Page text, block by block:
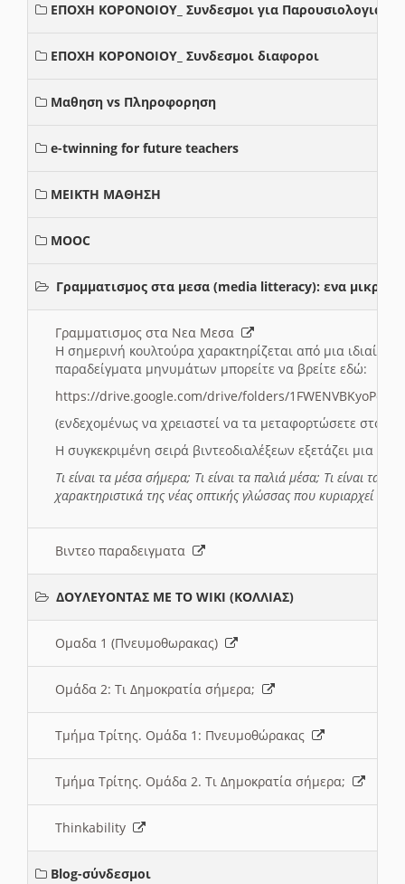
ΕΠΟΧΗ ΚΟΡΟΝΟΙΟΥ_ Συνδεσμοι για Παρουσιολογια
ΕΠΟΧΗ ΚΟΡΟΝΟΙΟΥ_ Συνδεσμοι διαφοροι
Μαθηση vs Πληροφορηση
e-twinning for future teachers
ΜΕΙΚΤΗ ΜΑΘΗΣΗ
MOOC
Γραμματισμος στα μεσα (media litteracy): ενα μικρο
Γραμματισμος στα Νεα Μεσα
Η σημερινή κουλτούρα χαρακτηρίζεται από μια
παραδείγματα μηνυμάτων μπορείτε να βρείτε εδώ:
https://drive.google.com/drive/folders/
(ενδεχομένως να χρειαστεί να τα μεταφορτώσετε στο
Η συγκεκριμένη σειρά βιντεοδιαλέξεων εξετάζει μια
Τι είναι τα μέσα σήμερα; Τι είναι τα παλιά μέσα; Τι είναι τα
χαρακτηριστικά της νέας οπτικής γλώσσας που κυριαρχεί
Βιντεο παραδειγματα
ΔΟΥΛΕΥΟΝΤΑΣ ΜΕ ΤΟ WIKI (ΚΟΛΛΙΑΣ)
Ομαδα 1 (Πνευμοθωρακας)
Ομάδα 2: Τι Δημοκρατία σήμερα;
Τμήμα Τρίτης. Ομάδα 1: Πνευμοθώρακας
Τμήμα Τρίτης. Ομάδα 2. Τι Δημοκρατία σήμερα;
Thinkability
Blog-σύνδεσμοι